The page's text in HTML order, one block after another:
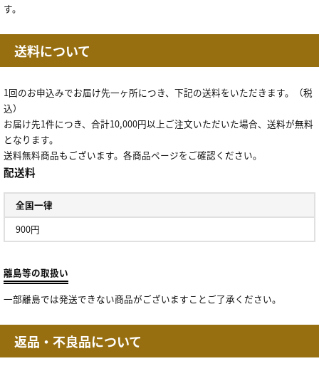
す。
送料について
1回のお申込みでお届け先一ヶ所につき、下記の送料をいただきます。（税
込）
お届け先1件につき、合計10,000円以上ご注文いただいた場合、送料が無料
となります。
送料無料商品もございます。各商品ページをご確認ください。
配送料
全国一律
900円
離島等の取扱い
一部離島では発送できない商品がございますことご了承ください。
返品・不良品について